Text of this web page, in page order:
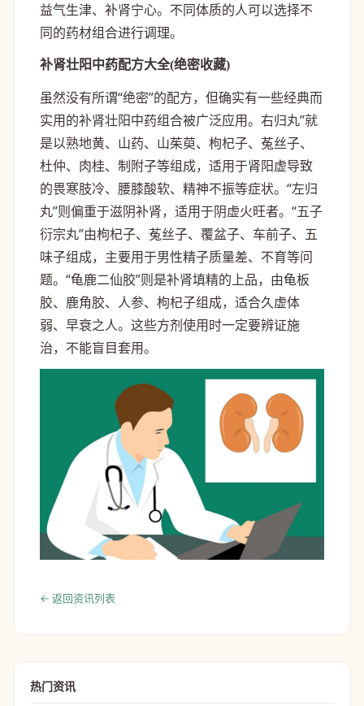
益气生津、补肾宁心。不同体质的人可以选择不
同的药材组合进行调理。
补肾壮阳中药配方大全(绝密收藏)
虽然没有所谓“绝密”的配方，但确实有一些经典而
实用的补肾壮阳中药组合被广泛应用。右归丸”就
是以熟地黄、山药、山茱萸、枸杞子、菟丝子、
杜仲、肉桂、制附子等组成，适用于肾阳虚导致
的畏寒肢冷、腰膝酸软、精神不振等症状。“左归
丸”则偏重于滋阴补肾，适用于阴虚火旺者。“五子
衍宗丸”由枸杞子、菟丝子、覆盆子、车前子、五
味子组成，主要用于男性精子质量差、不育等问
题。“龟鹿二仙胶”则是补肾填精的上品，由龟板
胶、鹿角胶、人参、枸杞子组成，适合久虚体
弱、早衰之人。这些方剂使用时一定要辨证施
治，不能盲目套用。
← 返回资讯列表
热门资讯